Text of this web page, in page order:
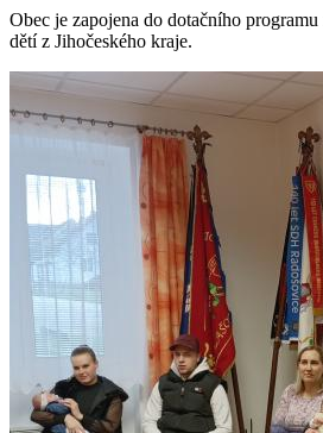
Obec je zapojena do dotačního
dětí z Jihočeského kraje.